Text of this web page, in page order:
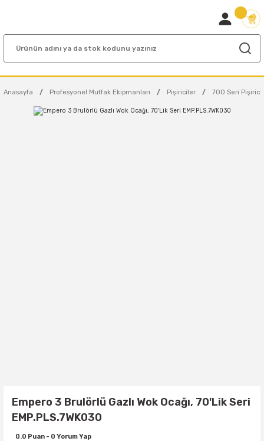
Anasayfa Profesyonel Mutfak Ekipmanları Pişiriciler 700 Seri
Empero 3 Brulörlü Gazlı Wok Ocağı, 70'Lik Seri
EMP.PLS.7WK030
0.0 Puan - 0 Yorum Yap